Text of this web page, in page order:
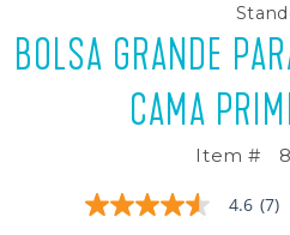
BOLSA GRANDE
CAMA
Item #
4.6
4.6 (7)